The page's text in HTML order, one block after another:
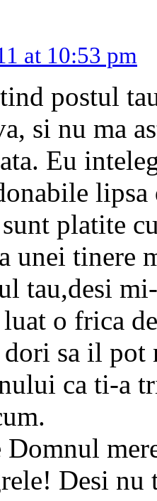
at 10:53 pm
postul
si nu ma
Eu
platite
unei tinere
tau,desi
o frica
sa il pot
ca ti-a
Domnul
Desi nu